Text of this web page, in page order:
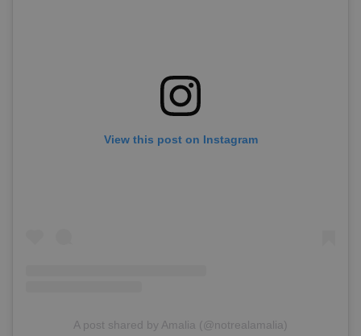
View this post on Instagram
A post shared by Amalia (@notrealamalia)